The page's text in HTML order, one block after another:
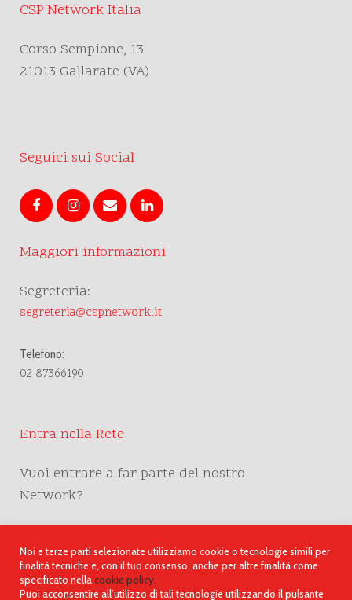
CSP Network Italia
Corso Sempione, 13
21013 Gallarate (VA)
Seguici sui Social
Maggiori informazioni
Segreteria:
segreteria@cspnetwork.it
Telefono:
02 87366190
Entra nella Rete
Vuoi entrare a far parte del nostro
Network?
Noi e terze parti selezionate utilizziamo cookie o tecnologie simili per
finalità tecniche e, con il tuo consenso, anche per altre finalità come
specificato nellacookie policy.
Puoi acconsentire all’utilizzo di tali tecnologie utilizzando il pulsante